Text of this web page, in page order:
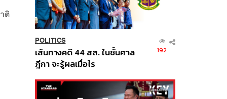
ติ
POLITICS
เส้นทางคดี 44 สส. ในชั้นศาล
ฎีกา จะรู้ผลเมื่อไร
192